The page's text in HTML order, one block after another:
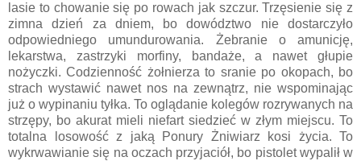
lasie to chowanie się po rowach jak szczur. Trzęsienie się z
zimna dzień za dniem, bo dowództwo nie dostarczyło
odpowiedniego umundurowania. Żebranie o amunicję,
lekarstwa, zastrzyki morfiny, bandaże, a nawet głupie
nożyczki. Codzienność żołnierza to sranie po okopach, bo
strach wystawić nawet nos na zewnątrz, nie wspominając
już o wypinaniu tyłka. To oglądanie kolegów rozrywanych na
strzępy, bo akurat mieli niefart siedzieć w złym miejscu. To
totalna losowość z jaką Ponury Żniwiarz kosi życia. To
wykrwawianie się na oczach przyjaciół, bo pistolet wypalił w